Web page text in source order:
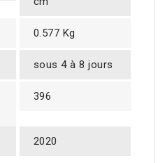
0.577 Kg
sous 4 à 8 jours
396
2020